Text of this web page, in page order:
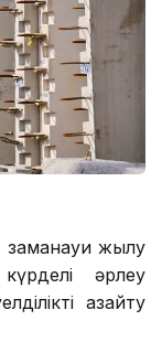
заманауи жылу
әрлеу
азайту